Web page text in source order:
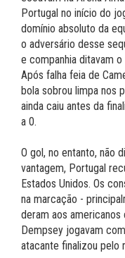
Portugal no início do
domínio absoluto da
o adversário desse
e companhia ditavam
Após falha feia de
bola sobrou limpa nos
ainda caiu antes da
a 0.
O gol, no entanto, não
vantagem, Portugal
Estados Unidos. Os
na marcação -
deram aos
Dempsey jogavam
atacante finalizou pelo